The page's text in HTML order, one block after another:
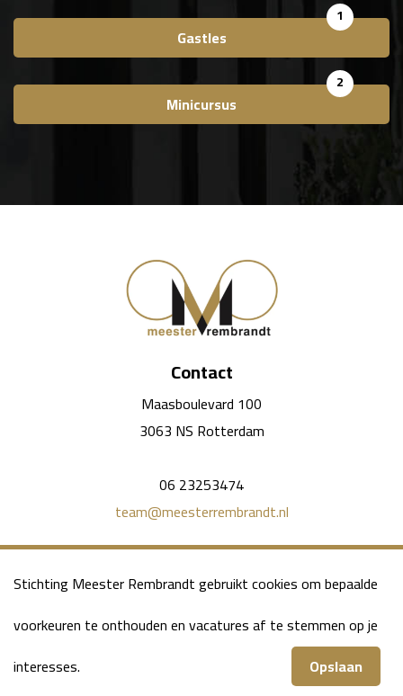
Gastles
1
Minicursus
2
Contact
Maasboulevard 100
3063 NS Rotterdam
06 23253474
team@meesterrembrandt.nl
Social media
©Stichting Meester Rembrandt - 2026
Stichting Meester Rembrandt gebruikt cookies om bepaalde
voorkeuren te onthouden en vacatures af te stemmen op je
interesses.